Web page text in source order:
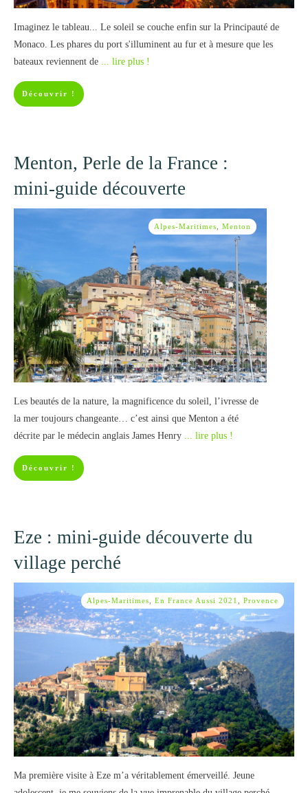
Imaginez le tableau... Le soleil se couche enfin sur la Principauté de
Monaco. Les phares du port s'illuminent au fur et à mesure que les
bateaux reviennent de ... lire plus !
Découvrir !
Menton, Perle de la France :
mini-guide découverte
Alpes-Maritimes Menton
Les beautés de la nature, la magnificence du soleil, l’ivresse de
la mer toujours changeante… c’est ainsi que Menton a été
décrite par le médecin anglais James Henry ... lire plus !
Découvrir !
Eze : mini-guide découverte du
village perché
Alpes-Maritimes En France Aussi 2021 Provence
Ma première visite à Eze m’a véritablement émerveillé. Jeune